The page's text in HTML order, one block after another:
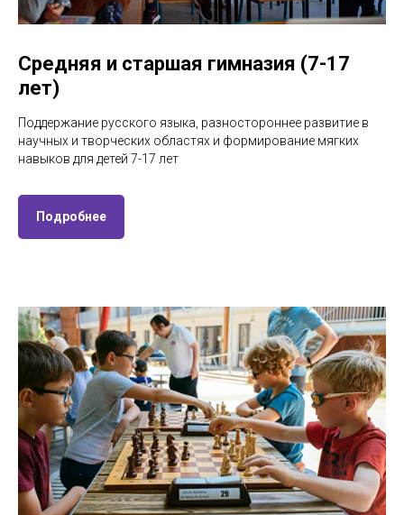
Средняя и старшая гимназия (7-17
лет)
Поддержание русского языка, разностороннее развитие в
научных и творческих областях и формирование мягких
навыков для детей 7-17 лет
Подробнее